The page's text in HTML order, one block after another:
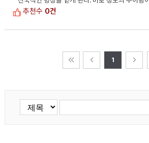
추천수 0건
1